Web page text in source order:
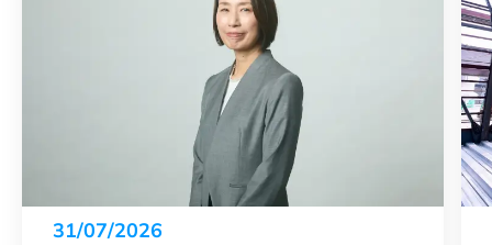
31/07/2026